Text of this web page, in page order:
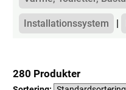
Installationssystem
280 Produkter